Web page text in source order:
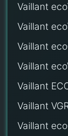
Vaillant
Vaillant
Vaillant
Vaillant
Vaillant
Vaillant
Vaillant